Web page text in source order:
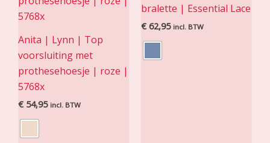
Anita | Lynn | Top
voorsluiting met
prothesehoesje | roze |
5768x
€ 54,95 incl. BTW
bralette | Essential Lace
€ 62,95 incl. BTW